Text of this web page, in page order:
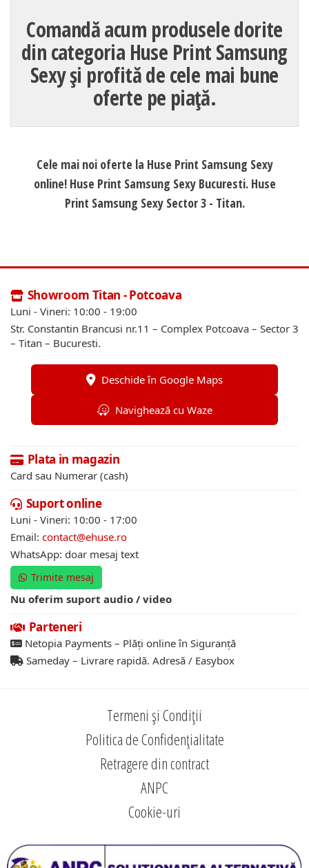
Comandă acum produsele dorite
din categoria Huse Print Samsung
Sexy și profită de cele mai bune
oferte pe piață.
Cele mai noi oferte la Huse Print Samsung Sexy
online! Huse Print Samsung Sexy Bucuresti. Huse
Print Samsung Sexy Sector 3 - Titan.
Showroom Titan - Potcoava
Luni - Vineri: 10:00 - 19:00
Str. Constantin Brancusi nr.11 – Complex Potcoava – Sector 3
– Titan – Bucuresti.
Deschide în Google Maps
Navighează cu Waze
Plata in magazin
Card sau Numerar (cash)
Suport online
Luni - Vineri: 10:00 - 17:00
Email: contact@ehuse.ro
WhatsApp: doar mesaj text
Trimite mesaj
Nu oferim suport audio / video
Parteneri
Netopia Payments – Plăți online în Siguranță
Sameday – Livrare rapidă. Adresă / Easybox
Termeni și Condiții
Politica de Confidențialitate
Retragere din contract
ANPC
Cookie-uri